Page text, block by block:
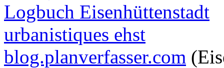
Logbuch Eisenhüttenstadt
urbanistiques ehst
blog.planverfasser.com